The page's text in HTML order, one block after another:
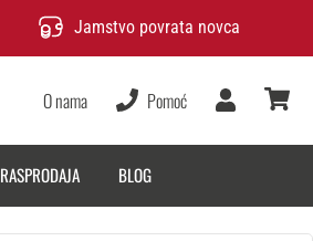
Jamstvo povrata novca
O nama Pomoć
Korisnik
RASPRODAJA BLOG